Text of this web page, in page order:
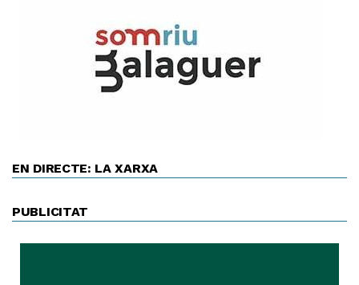
EN DIRECTE: LA XARXA
PUBLICITAT